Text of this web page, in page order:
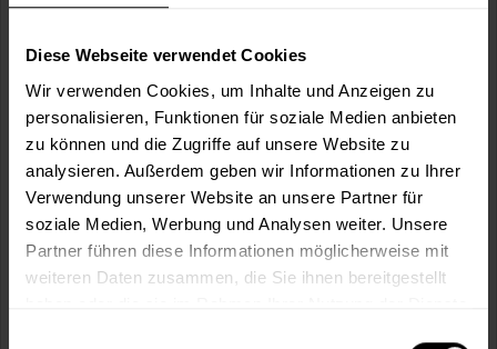
Diese Webseite verwendet Cookies
Wir verwenden Cookies, um Inhalte und Anzeigen zu
personalisieren, Funktionen für soziale Medien anbieten
zu können und die Zugriffe auf unsere Website zu
analysieren. Außerdem geben wir Informationen zu Ihrer
Verwendung unserer Website an unsere Partner für
soziale Medien, Werbung und Analysen weiter. Unsere
Partner führen diese Informationen möglicherweise mit
weiteren Daten zusammen, die Sie ihnen bereitgestellt
Wie viele m² wollen Sie bearbeiten?
m²
In denWarenkorb
Fragen zum Artikel?